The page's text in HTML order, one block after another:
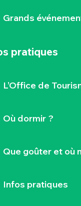
Grands
pratiques
L’Office de
Où dormir ?
Que goûter et où
Infos pratiques